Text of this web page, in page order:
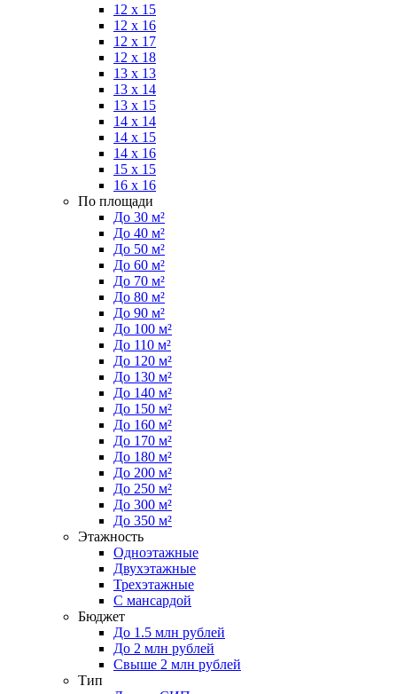
12 x 15
12 x 16
12 x 17
12 x 18
13 x 13
13 x 14
13 x 15
14 x 14
14 x 15
14 x 16
15 x 15
16 x 16
По площади
До 30 м²
До 40 м²
До 50 м²
До 60 м²
До 70 м²
До 80 м²
До 90 м²
До 100 м²
До 110 м²
До 120 м²
До 130 м²
До 140 м²
До 150 м²
До 160 м²
До 170 м²
До 180 м²
До 200 м²
До 250 м²
До 300 м²
До 350 м²
Этажность
Одноэтажные
Двухэтажные
Трехэтажные
С мансардой
Бюджет
До 1.5 млн рублей
До 2 млн рублей
Свыше 2 млн рублей
Тип